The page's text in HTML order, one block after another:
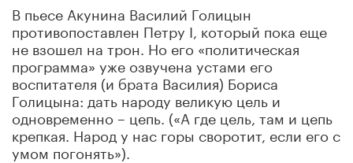
В пьесе Акунина Василий Голицын
противопоставлен Петру I, который пока еще
не взошел на трон. Но его «политическая
программа» уже озвучена устами его
воспитателя (и брата Василия) Бориса
Голицына: дать народу великую цель и
одновременно – цепь. («А где цель, там и цепь
крепкая. Народ у нас горы своротит, если его с
умом погонять»).